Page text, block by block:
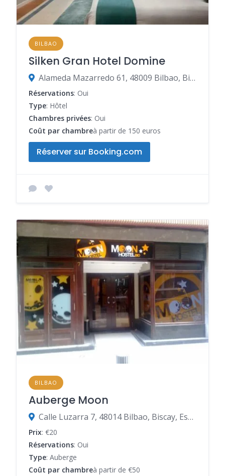
BILBAO
Silken Gran Hotel Domine
Alameda Mazarredo 61, 48009 Bilbao, Biscaye, Espagne
Réservations: Oui
Type: Hôtel
Chambres privées: Oui
Coût par chambreà partir de 150 euros
Réserver sur Booking.com
BILBAO
Auberge Moon
Calle Luzarra 7, 48014 Bilbao, Biscay, Espagne
Prix: €20
Réservations: Oui
Type: Auberge
Coût par chambreà partir de €50